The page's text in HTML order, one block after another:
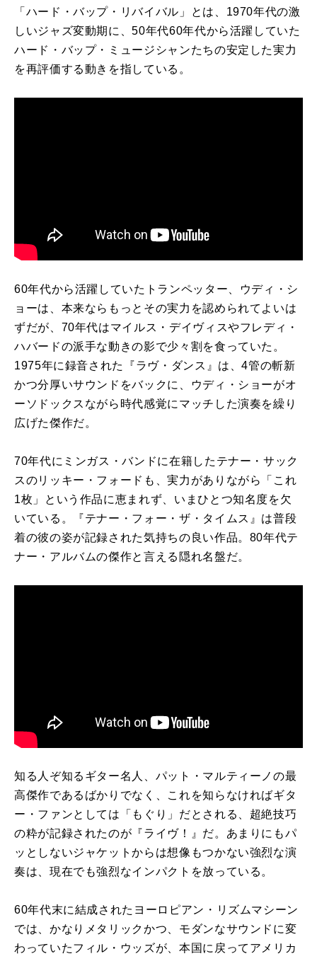
「ハード・バップ・リバイバル」とは、 1970年代の激
しいジャズ変動期に、50年代60年代から活躍していた
ハード・バップ・ミュージシャンたちの安定した実力
を再評価する動きを指している。
60年代から活躍していたトランペッター、ウディ・シ
ョーは、本来ならもっとその実力を認められてよいは
ずだが、 70年代はマイルス・デイヴィスやフレディ・
ハバードの派手な動きの影で少々割を食っていた。
1975年に録音された『ラヴ・ダンス』は、4管の斬新
かつ分厚いサウンドをバックに、ウディ・ショーがオ
ーソドックスながら時代感覚にマッチした演奏を繰り
広げた傑作だ。
70年代にミンガス・バンドに在籍したテナー・サック
スのリッキー・フォードも、実力がありながら「これ
1枚」という作品に恵まれず、いまひとつ知名度を欠
いている。『テナー・フォー・ザ・タイムス』は普段
着の彼の姿が記録された気持ちの良い作品。 80年代テ
ナー・アルバムの傑作と言える隠れ名盤だ。
知る人ぞ知るギター名人、パット・マルティーノの最
高傑作であるばかりでなく、これを知らなければギタ
ー・ファンとしては「もぐり」だとされる、超絶技巧
の粋が記録されたのが『ライヴ！』だ。あまりにもパ
ッとしないジャケットからは想像もつかない強烈な演
奏は、現在でも強烈なインパクトを放っている。
60年代末に結成されたヨーロピアン・リズムマシーン
では、かなりメタリックかつ、モダンなサウンドに変
わっていたフィル・ウッズが、本国に戻ってアメリカ